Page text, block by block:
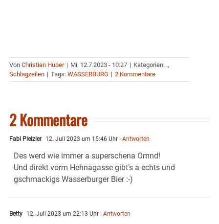
Von Christian Huber | Mi. 12.7.2023 - 10:27 | Kategorien: .,
Schlagzeilen | Tags: WASSERBURG | 2 Kommentare
2 Kommentare
Fabi Pleizier 12. Juli 2023 um 15:46 Uhr - Antworten
Des werd wie immer a superschena Omnd!
Und direkt vorm Hehnagasse gibt’s a echts und
gschmackigs Wasserburger Bier :-)
Betty 12. Juli 2023 um 22:13 Uhr - Antworten